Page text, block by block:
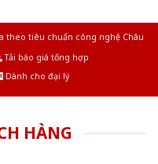
theo tiêu chuẩn công nghệ Châu
Tải báo giá tổng hợp
Dành cho đại lý
HÀNG